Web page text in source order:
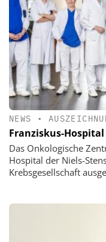
NEWS •
Franziskus-
Das Onkologische
Hospital der Niels-
Krebsgesellschaft